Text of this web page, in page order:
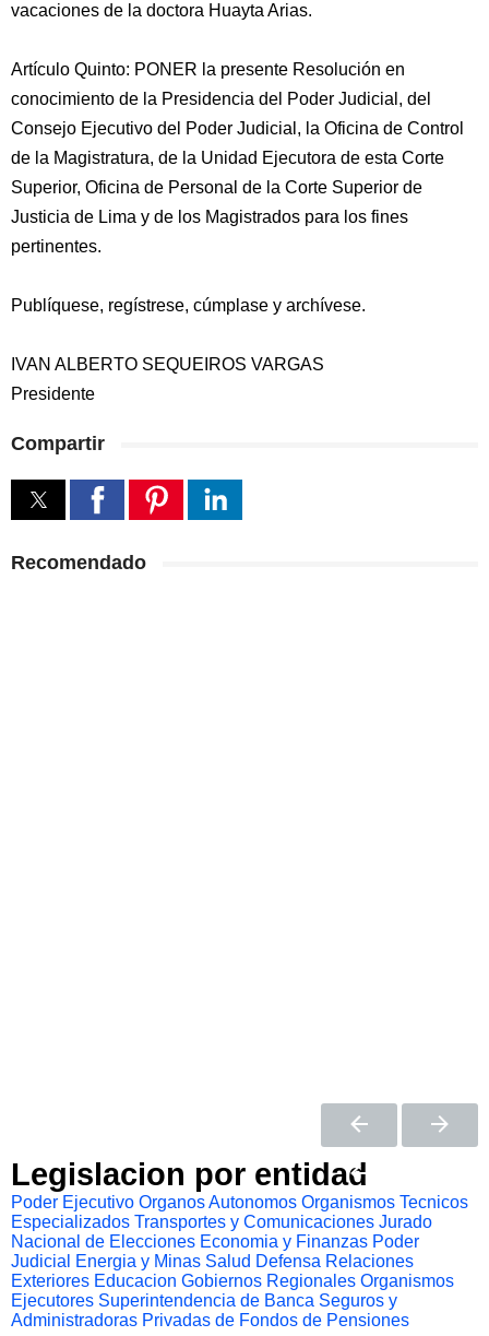
vacaciones de la doctora Huayta Arias.
Artículo Quinto: PONER la presente Resolución en
conocimiento de la Presidencia del Poder Judicial, del
Consejo Ejecutivo del Poder Judicial, la Oficina de Control
de la Magistratura, de la Unidad Ejecutora de esta Corte
Superior, Oficina de Personal de la Corte Superior de
Justicia de Lima y de los Magistrados para los fines
pertinentes.
Publíquese, regístrese, cúmplase y archívese.
IVAN ALBERTO SEQUEIROS VARGAS
Presidente
Compartir
Recomendado
Legislacion por entidad
Poder Ejecutivo Organos Autonomos Organismos Tecnicos
Especializados Transportes y Comunicaciones Jurado
Nacional de Elecciones Economia y Finanzas Poder
Judicial
Energia y Minas Salud Defensa Relaciones
Exteriores Educacion Gobiernos Regionales Organismos
Ejecutores Superintendencia de Banca Seguros y
Administradoras Privadas de Fondos de Pensiones